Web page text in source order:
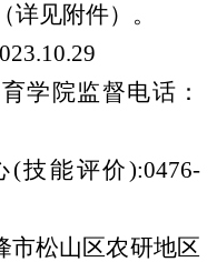
见附件）。
学院监督电话：
技能评价):0476-
市松山区农研地区